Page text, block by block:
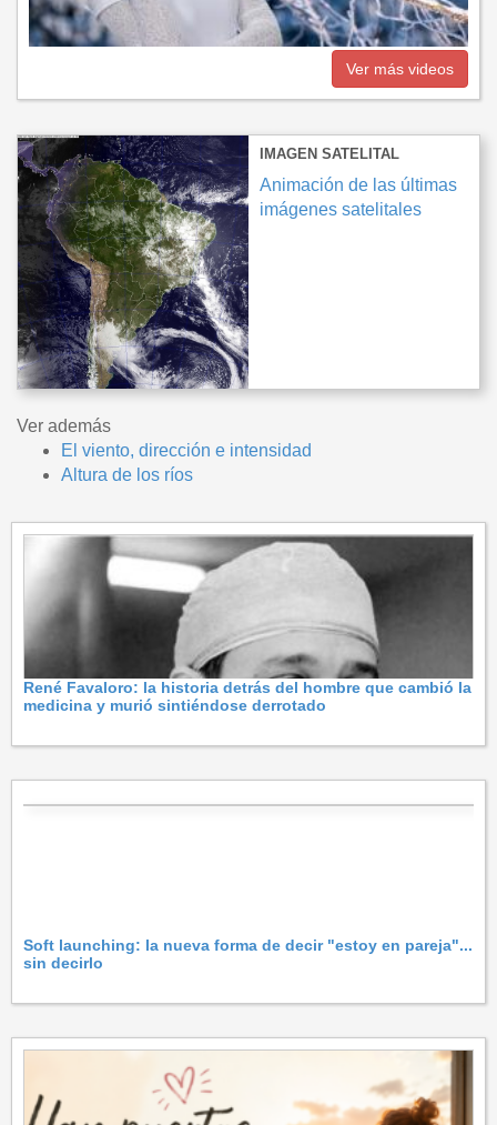
11°
3°
Ver más videos
IMAGEN SATELITAL
Animación de las últimas
imágenes satelitales
Ver además
El viento, dirección e intensidad
Altura de los ríos
René Favaloro: la historia detrás del hombre que cambió la
medicina y murió sintiéndose derrotado
Soft launching: la nueva forma de decir "estoy en pareja"...
sin decirlo